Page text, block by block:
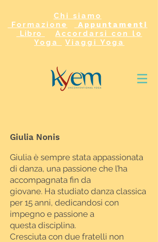
Chi siamo
Formazione
Appuntamenti
Libro
Accordarsi con lo
Yoga
Viaggi Yoga
Giulia Nonis
Giulia è sempre stata appassionata
di danza, una passione che l’ha
accompagnata fin da
giovane. Ha studiato danza classica
per 15 anni, dedicandosi con
impegno e passione a
questa disciplina.
Cresciuta con due fratelli non